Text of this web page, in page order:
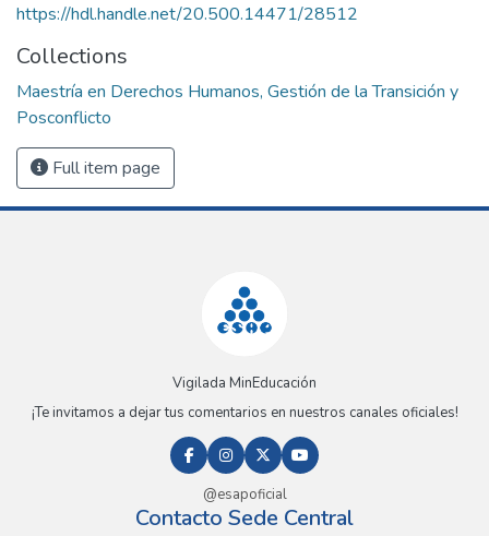
https://hdl.handle.net/20.500.14471/28512
Collections
Maestría en Derechos Humanos, Gestión de la Transición y
Posconflicto
Full item page
Vigilada MinEducación
¡Te invitamos a dejar tus comentarios en nuestros canales oficiales!
@esapoficial
Contacto Sede Central